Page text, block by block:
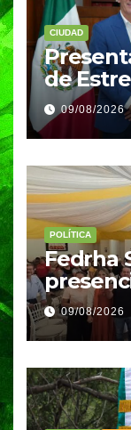
CIUDAD
de
para
cultura
09/08/2026
POLÍTICA
Fedrha
09/08/2026